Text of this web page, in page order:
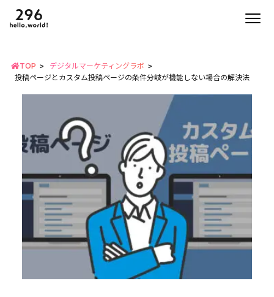
TOP
デジタルマーケティングラボ
投稿ページとカスタム投稿ページの条件分岐が機能しない場合の解決法